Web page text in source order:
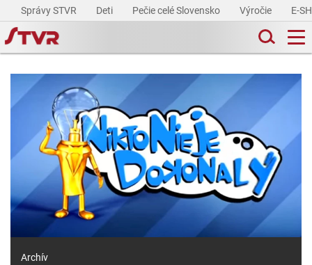
Správy STVR Deti Pečie celé Slovensko Výročie E-
Archív